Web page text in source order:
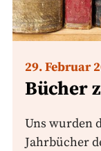
29. Februar
Bücher
Uns wurden
Jahrbücher